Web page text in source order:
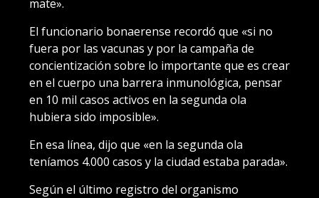
mate».
El funcionario bonaerense recordó que «si no
fuera por las vacunas y por la campaña de
concientización sobre lo importante que es crear
en el cuerpo una barrera inmunológica, pensar
en 10 mil casos activos en la segunda ola
hubiera sido imposible».
En esa línea, dijo que «en la segunda ola
teníamos 4.000 casos y la ciudad estaba parada».
Según el último registro del organismo